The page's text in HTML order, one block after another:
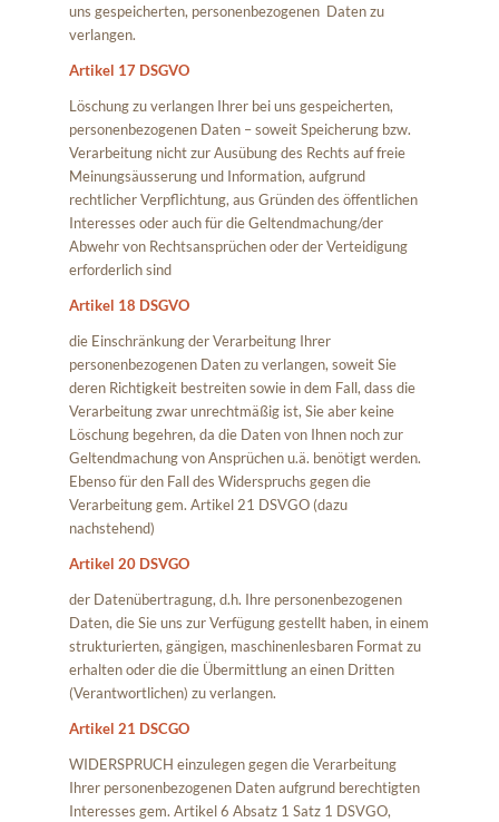
uns gespeicherten, personenbezogenen Daten zu
verlangen.
Artikel 17 DSGVO
Löschung zu verlangen Ihrer bei uns gespeicherten,
personenbezogenen Daten – soweit Speicherung bzw.
Verarbeitung nicht zur Ausübung des Rechts auf freie
Meinungsäusserung und Information, aufgrund
rechtlicher Verpflichtung, aus Gründen des öffentlichen
Interesses oder auch für die Geltendmachung/der
Abwehr von Rechtsansprüchen oder der Verteidigung
erforderlich sind
Artikel 18 DSGVO
die Einschränkung der Verarbeitung Ihrer
personenbezogenen Daten zu verlangen, soweit Sie
deren Richtigkeit bestreiten sowie in dem Fall, dass die
Verarbeitung zwar unrechtmäßig ist, Sie aber keine
Löschung begehren, da die Daten von Ihnen noch zur
Geltendmachung von Ansprüchen u.ä. benötigt werden.
Ebenso für den Fall des Widerspruchs gegen die
Verarbeitung gem. Artikel 21 DSVGO (dazu
nachstehend)
Artikel 20 DSVGO
der Datenübertragung, d.h. Ihre personenbezogenen
Daten, die Sie uns zur Verfügung gestellt haben, in einem
strukturierten, gängigen, maschinenlesbaren Format zu
erhalten oder die die Übermittlung an einen Dritten
(Verantwortlichen) zu verlangen.
Artikel 21 DSCGO
WIDERSPRUCH einzulegen gegen die Verarbeitung
Ihrer personenbezogenen Daten aufgrund berechtigten
Interesses gem. Artikel 6 Absatz 1 Satz 1 DSVGO,